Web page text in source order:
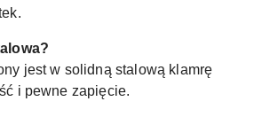
jest w solidną stalową klamrę
i pewne zapięcie.